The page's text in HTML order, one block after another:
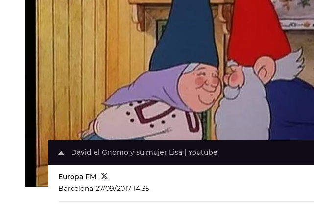
David el Gnomo y su mujer Lisa | Youtube
Europa FM
Barcelona 27/09/2017 14:35